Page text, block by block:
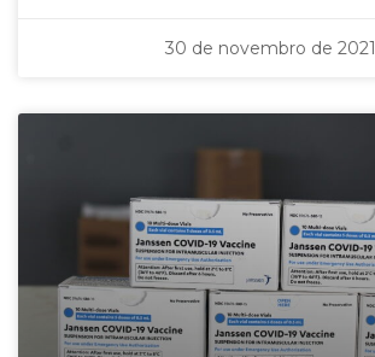
30 de novembro de 2021